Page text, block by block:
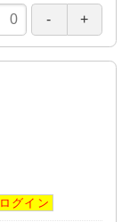
ログイン